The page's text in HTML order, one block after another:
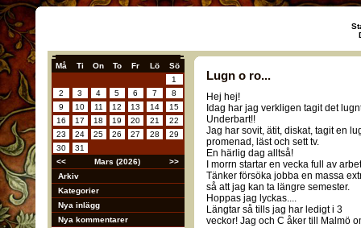
Må Ti On To Fr Lö
Sö
1
2
3 4 5 6 7
8
9
10 11 12 13 14
15
16
17 18 19 20 21
22
23
24 25 26 27 28
29
30
31
<<
Mars (2026)
>>
Arkiv
Kategorier
Nya inlägg
Nya kommentarer
Lugn o ro...
Hej hej!
Idag har jag verkligen tagit det
Underbart!!
Jag har sovit, ätit, diskat, tagit en
promenad, läst och sett tv.
En härlig dag alltså!
I morrn startar en vecka full av
Tänker försöka jobba en massa
så att jag kan ta längre semester.
Hoppas jag lyckas....
Längtar så tills jag har ledigt i 3
veckor! Jag och C åker till Malmö